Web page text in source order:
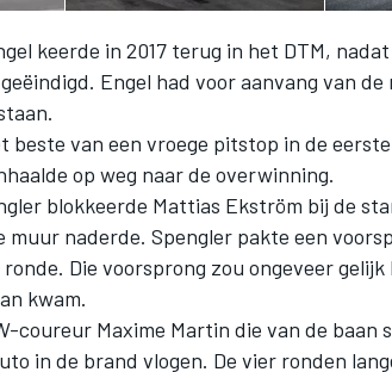
keerde in 2017 terug in het DTM,
Engel had voor aanvang van
beste van een vroege pitstop in de
op weg naar de overwinning.
blokkeerde Mattias Ekström bij de
naderde. Spengler pakte een
Die voorsprong zou ongeveer
kwam.
coureur Maxime Martin die van de baan
in de brand vlogen. De vier ronden